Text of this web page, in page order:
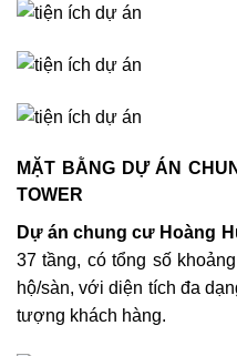
MẶT BẰNG DỰ ÁN
TOWER
Dự án chung cư Hoàng
37 tầng, có tổng số
hộ/sàn, với diện tích đa
tượng khách hàng.